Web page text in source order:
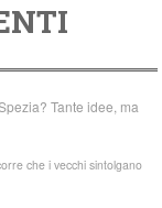
Tante idee, ma
che i vecchi sintolgano